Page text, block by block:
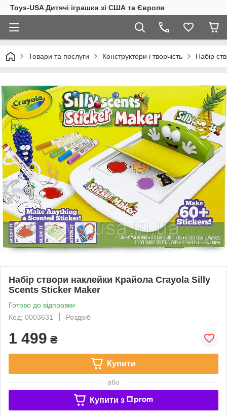
Toys-USA Дитячі іграшки зі США та Європи
Товари та послуги Конструктори і творчість Набір
Набір створи наклейки Крайола Crayola Silly
Scents Sticker Maker
Готово до відправки
Код: 0003631
Роздріб
1 499 ₴
Купити
або
Купити з